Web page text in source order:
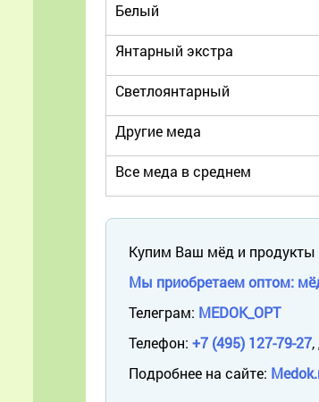
Белый
Янтарный экстра
Светлоянтарный
Другие меда
Все меда в среднем
Купим Ваш мёд и продукты
Мы приобретаем оптом:
Телеграм: MEDOK_OPT
Телефон: +7 (495) 127-79-27,
Подробнее на сайте: